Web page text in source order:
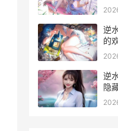
逆
的
逆
隐
析